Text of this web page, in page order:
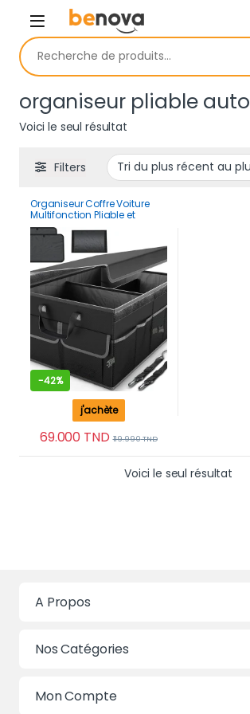
Skip to navigation
Skip to content
Recherche pour :
organiseur pliable auto
Voici le seul résultat
Filters
Organiseur Coffre Voiture
Multifonction Pliable et
Renforcé Pour Rangement
Robuste Avec Poignées &
Poches
-42%
69.000 TND 119.990TND
j'achète
Voici le seul résultat
A Propos
Nos Catégories
Mon Compte